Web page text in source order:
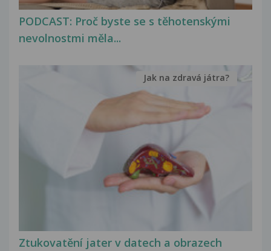
PODCAST: Proč byste se s těhotenskými
nevolnostmi měla...
Ztukovatění jater v datech a obrazech
Jak na zdravá játra?